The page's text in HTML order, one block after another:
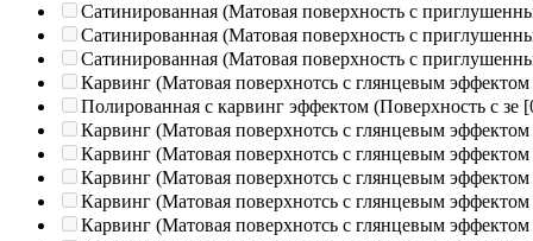
Сатинированная (Матовая поверхность с
Сатинированная (Матовая поверхность с
Сатинированная (Матовая поверхность с
Карвинг (Матовая поверхнотсь с глянцевым эффектом
Полированная c карвинг эффектом (Поверхность с зе
Карвинг (Матовая поверхнотсь с глянцевым эффектом
Карвинг (Матовая поверхнотсь с глянцевым эффектом
Карвинг (Матовая поверхнотсь с глянцевым эффектом
Карвинг (Матовая поверхнотсь с глянцевым эффектом
Карвинг (Матовая поверхнотсь с глянцевым эффектом